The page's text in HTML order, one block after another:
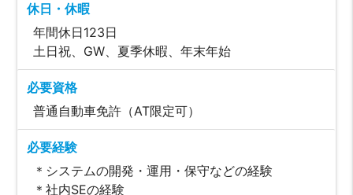
休日・休暇
年間休日123日
土日祝、GW、夏季休暇、年末年始
必要資格
普通自動車免許（AT限定可）
必要経験
＊システムの開発・運用・保守などの経験
＊社内SEの経験